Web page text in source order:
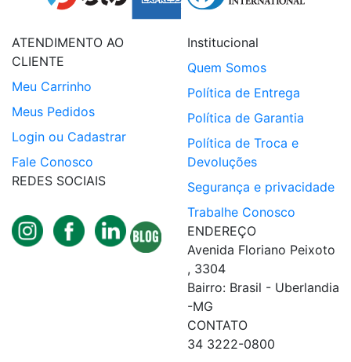
ATENDIMENTO AO
CLIENTE
Meu Carrinho
Meus Pedidos
Login ou Cadastrar
Fale Conosco
REDES SOCIAIS
Institucional
Quem Somos
Política de Entrega
Política de Garantia
Política de Troca e
Devoluções
Segurança e privacidade
Trabalhe Conosco
ENDEREÇO
Avenida Floriano Peixoto
, 3304
Bairro: Brasil - Uberlandia
-MG
CONTATO
34 3222-0800